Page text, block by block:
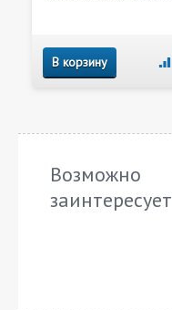
В корзину
Возможно
заинтересует